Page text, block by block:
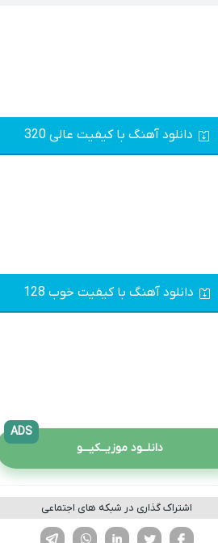
دانلود آهنگ با کیفیت عالی 320
دانلود آهنگ با کیفیت خوب 128
دانلــود موزیــکیـــو
ADS
اشتراک گذاری در شبکه های اجتماعی
لینکدین تویتر
فیسوک